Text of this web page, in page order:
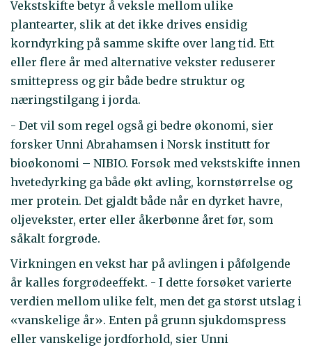
Vekstskifte betyr å veksle mellom ulike
plantearter, slik at det ikke drives ensidig
korndyrking på samme skifte over lang tid. Ett
eller flere år med alternative vekster reduserer
smittepress og gir både bedre struktur og
næringstilgang i jorda.
- Det vil som regel også gi bedre økonomi, sier
forsker Unni Abrahamsen i Norsk institutt for
bioøkonomi – NIBIO. Forsøk med vekstskifte innen
hvetedyrking ga både økt avling, kornstørrelse og
mer protein. Det gjaldt både når en dyrket havre,
oljevekster, erter eller åkerbønne året før, som
såkalt forgrøde.
Virkningen en vekst har på avlingen i påfølgende
år kalles forgrødeeffekt. - I dette forsøket varierte
verdien mellom ulike felt, men det ga størst utslag i
«vanskelige år». Enten på grunn sjukdomspress
eller vanskelige jordforhold, sier Unni